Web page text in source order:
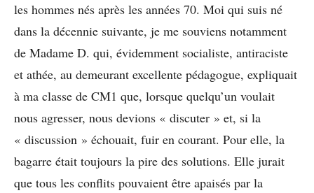
les hommes nés après les années 70. Moi qui suis né
dans la décennie suivante, je me souviens notamment
de Madame D. qui, évidemment socialiste, antiraciste
et athée, au demeurant excellente pédagogue, expliquait
à ma classe de CM1 que, lorsque quelqu’un voulait
nous agresser, nous devions « discuter » et, si la
« discussion » échouait, fuir en courant. Pour elle, la
bagarre était toujours la pire des solutions. Elle jurait
que tous les conflits pouvaient être apaisés par la